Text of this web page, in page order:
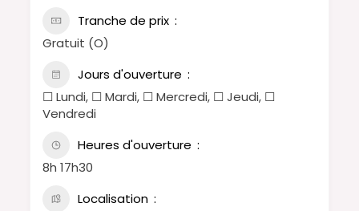
Tranche de prix
Gratuit (O)
Jours d'ouverture
☐ Lundi, ☐ Mardi, ☐ Mercredi, ☐ Jeudi, ☐
Vendredi
Heures d'ouverture
8h 17h30
Localisation